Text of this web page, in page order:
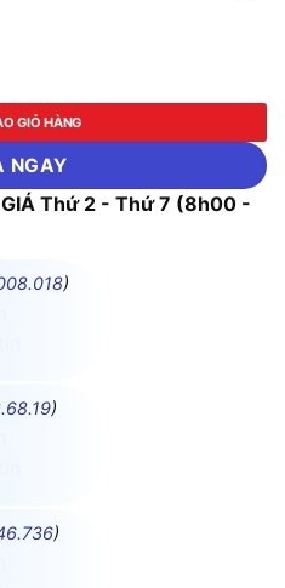
số lượng
GIỎ HÀNG
NGAY
Thứ 2 - Thứ 7 (8h00 -
)
)
)